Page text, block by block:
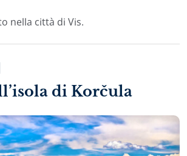
nella città di Vis.
di Korčula